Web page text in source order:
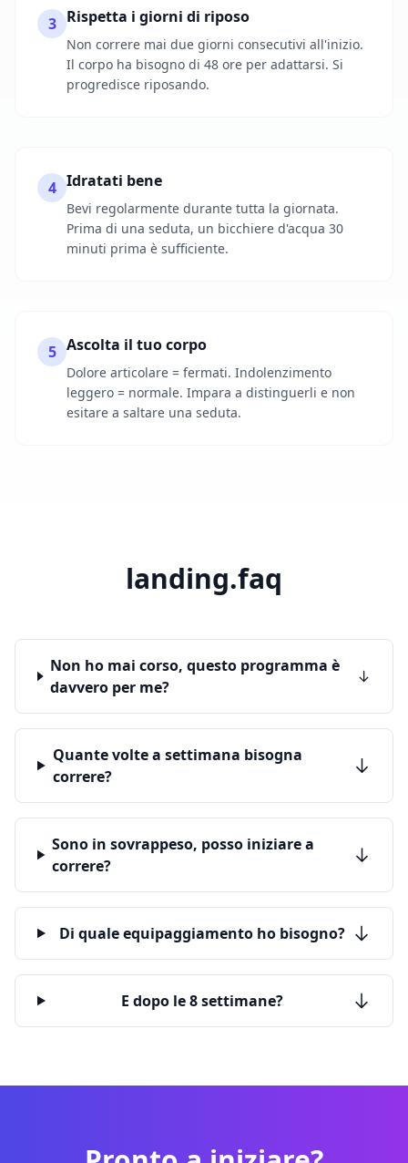
3 Rispetta i giorni di riposo
Non correre mai due giorni consecutivi all'inizio.
Il corpo ha bisogno di 48 ore per adattarsi. Si
progredisce riposando.
4 Idratati bene
Bevi regolarmente durante tutta la giornata.
Prima di una seduta, un bicchiere d'acqua 30
minuti prima è sufficiente.
5 Ascolta il tuo corpo
Dolore articolare = fermati. Indolenzimento
leggero = normale. Impara a distinguerli e non
esitare a saltare una seduta.
landing.faq
Non ho mai corso, questo programma è
davvero per me?
Quante volte a settimana bisogna
correre?
Sono in sovrappeso, posso iniziare a
correre?
Di quale equipaggiamento ho bisogno?
E dopo le 8 settimane?